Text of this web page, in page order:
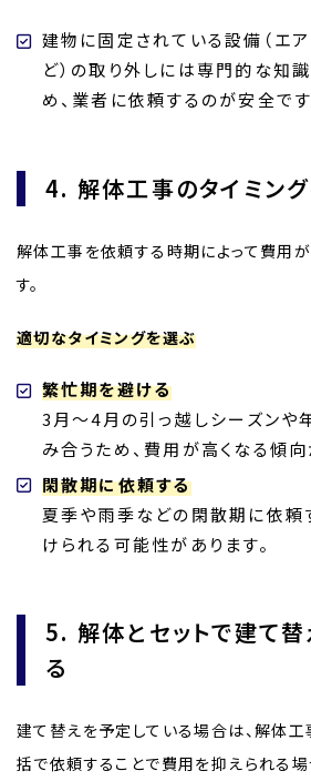
建物に固定されている設備（エ
ど）の取り外しには専門的な知
め、業者に依頼するのが安全です
4. 解体工事のタイミン
解体工事を依頼する時期によって費用
す。
適切なタイミングを選ぶ
繁忙期を避ける
3月～4月の引っ越しシーズンや
み合うため、費用が高くなる傾向
閑散期に依頼する
夏季や雨季などの閑散期に依頼
けられる可能性があります。
5. 解体とセットで建て
る
建て替えを予定している場合は、解体
括で依頼することで費用を抑えられる場